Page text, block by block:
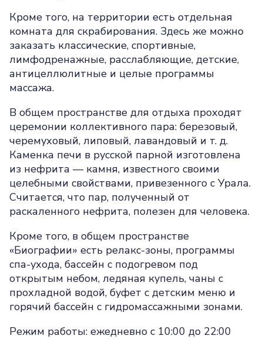
Кроме того, на территории есть отдельная
комната для скрабирования. Здесь же можно
заказать классические, спортивные,
лимфодренажные, расслабляющие, детские,
антицеллюлитные и целые программы
массажа.
В общем пространстве для отдыха проходят
церемонии коллективного пара: березовый,
черемуховый, липовый, лавандовый и т. д.
Каменка печи в русской парной изготовлена
из нефрита — камня, известного своими
целебными свойствами, привезенного с Урала.
Считается, что пар, полученный от
раскаленного нефрита, полезен для человека.
Кроме того, в общем пространстве
«Биографии» есть релакс-зоны, программы
спа-ухода, бассейн с подогревом под
открытым небом, ледяная купель, чаны с
прохладной водой, буфет с детским меню и
горячий бассейн с гидромассажными зонами.
Режим работы: ежедневно с 10:00 до 22:00